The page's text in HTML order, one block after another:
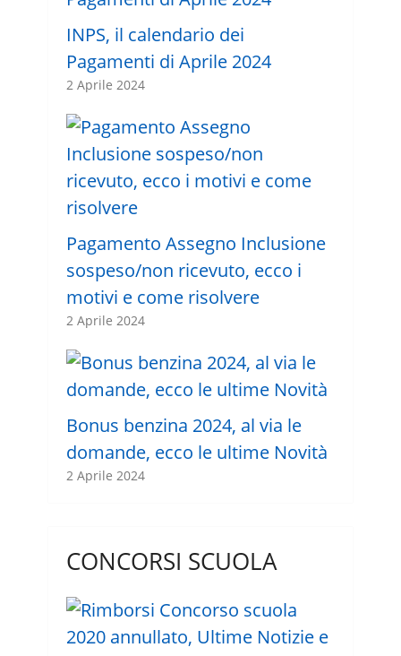
INPS, il calendario dei
Pagamenti di Aprile 2024
2 Aprile 2024
Pagamento Assegno Inclusione
sospeso/non ricevuto, ecco i
motivi e come risolvere
2 Aprile 2024
Bonus benzina 2024, al via le
domande, ecco le ultime Novità
2 Aprile 2024
CONCORSI SCUOLA